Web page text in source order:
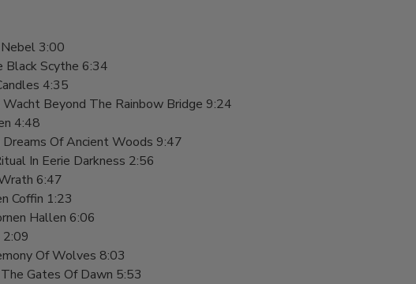
3:00
Black Scythe 6:34
4:35
Beyond The Rainbow Bridge 9:24
4:48
Of Ancient Woods 9:47
In Eerie Darkness 2:56
6:47
Coffin 1:23
Hallen 6:06
2:09
Of Wolves 8:03
Gates Of Dawn 5:53